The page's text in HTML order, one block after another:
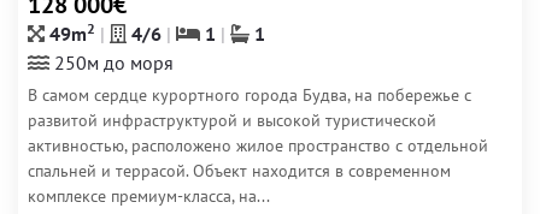
49m2 4/6 1
1
250м до моря
В самом сердце курортного города Будва, на побережье с
развитой инфраструктурой и высокой туристической
активностью, расположено жилое пространство с отдельной
спальней и террасой. Объект находится в современном
комплексе премиум-класса, на...